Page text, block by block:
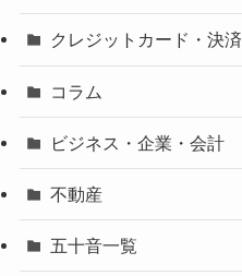
クレジットカード・決済
コラム
ビジネス・企業・会計
不動産
五十音一覧